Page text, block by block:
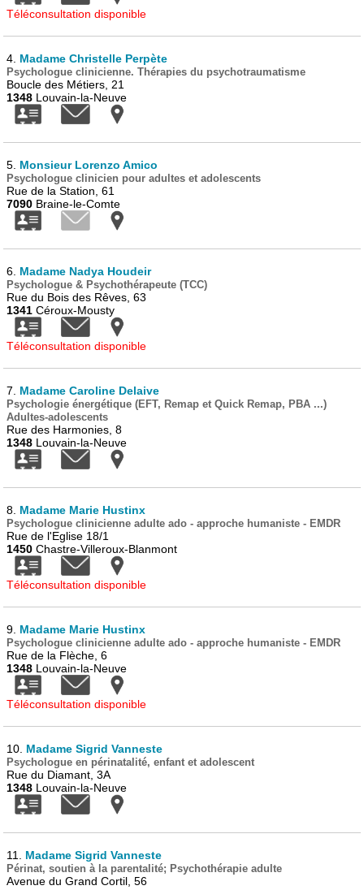
Téléconsultation disponible
4. Madame Christelle Perpète
Psychologue clinicienne. Thérapies du psychotraumatisme
Boucle des Métiers, 21
1348 Louvain-la-Neuve
5. Monsieur Lorenzo Amico
Psychologue clinicien pour adultes et adolescents
Rue de la Station, 61
7090 Braine-le-Comte
6. Madame Nadya Houdeir
Psychologue & Psychothérapeute (TCC)
Rue du Bois des Rêves, 63
1341 Céroux-Mousty
Téléconsultation disponible
7. Madame Caroline Delaive
Psychologie énergétique (EFT, Remap et Quick Remap, PBA ...)
Adultes-adolescents
Rue des Harmonies, 8
1348 Louvain-la-Neuve
8. Madame Marie Hustinx
Psychologue clinicienne adulte ado - approche humaniste - EMDR
Rue de l'Eglise 18/1
1450 Chastre-Villeroux-Blanmont
Téléconsultation disponible
9. Madame Marie Hustinx
Psychologue clinicienne adulte ado - approche humaniste - EMDR
Rue de la Flèche, 6
1348 Louvain-la-Neuve
Téléconsultation disponible
10. Madame Sigrid Vanneste
Psychologue en périnatalité, enfant et adolescent
Rue du Diamant, 3A
1348 Louvain-la-Neuve
11. Madame Sigrid Vanneste
Périnat, soutien à la parentalité; Psychothérapie adulte
Avenue du Grand Cortil, 56